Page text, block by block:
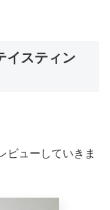
イスティン
ビューしていきま